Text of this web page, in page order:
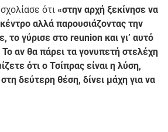
σχολίασε ότι«στην αρχή ξεκίνησε να
αλλά παρουσιάζοντας την
το γύρισε στο reunion και γι’ αυτό
αν θα πάρει τα γονυπετή στελέχη
ότι ο Τσίπρας είναι η λύση,
δεύτερη θέση, δίνει μάχη για να